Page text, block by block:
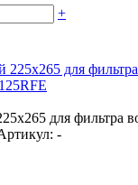
+
для фильтра
-